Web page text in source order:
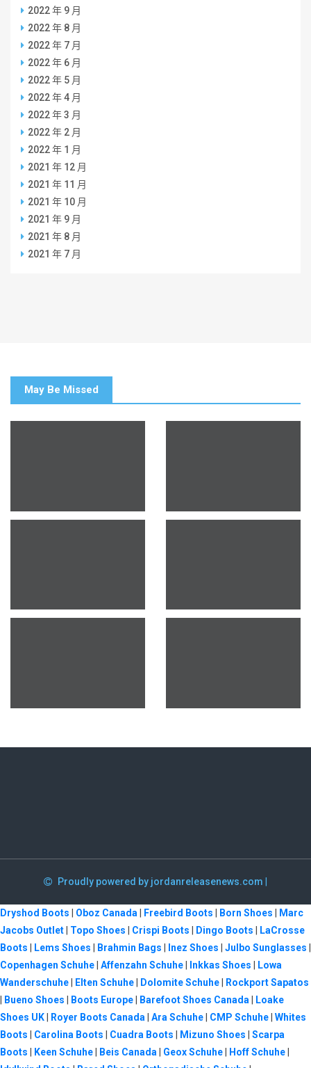
2022 年 9 月
2022 年 8 月
2022 年 7 月
2022 年 6 月
2022 年 5 月
2022 年 4 月
2022 年 3 月
2022 年 2 月
2022 年 1 月
2021 年 12 月
2021 年 11 月
2021 年 10 月
2021 年 9 月
2021 年 8 月
2021 年 7 月
May Be Missed
Proudly powered by jordanreleasenews.com |
Dryshod Boots | Oboz Canada | Freebird Boots | Born Shoes | Marc
Jacobs Outlet| Topo Shoes | Crispi Boots | Dingo Boots | LaCrosse
Boots | Lems Shoes | Brahmin Bags | Inez Shoes | Julbo Sunglasses |
Copenhagen Schuhe| Affenzahn Schuhe| Inkkas Shoes | Lowa
Wanderschuhe| Elten Schuhe| Dolomite Schuhe| Rockport Sapatos
| Bueno Shoes | Boots Europe| Barefoot Shoes Canada | Loake
Shoes UK| Royer Boots Canada | Ara Schuhe| CMP Schuhe| Whites
Boots | Carolina Boots | Cuadra Boots | Mizuno Shoes | Scarpa
Boots | Keen Schuhe| Beis Canada | Geox Schuhe| Hoff Schuhe|